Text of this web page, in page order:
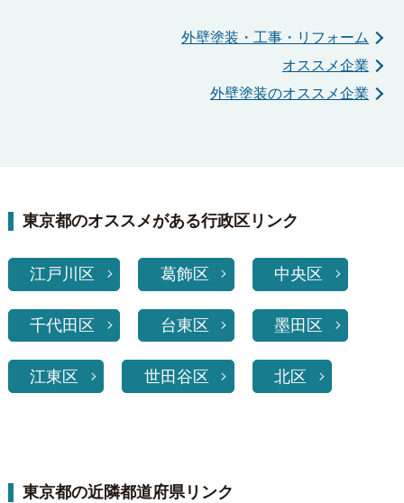
外壁塗装・工事・リフォーム
オススメ企業
外壁塗装のオススメ企業
東京都のオススメがある行政区リンク
江戸川区 葛飾区 中央区
千代田区 台東区 墨田区
江東区 世田谷区 北区
東京都の近隣都道府県リンク